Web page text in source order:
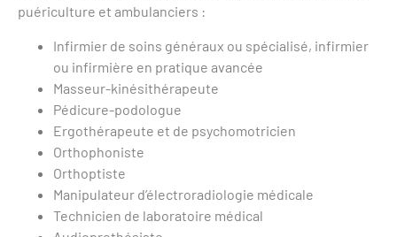
puériculture et ambulanciers :
Infirmier de soins généraux ou spécialisé, infirmier
ou infirmière en pratique avancée
Masseur-kinésithérapeute
Pédicure-podologue
Ergothérapeute et de psychomotricien
Orthophoniste
Orthoptiste
Manipulateur d’électroradiologie médicale
Technicien de laboratoire médical